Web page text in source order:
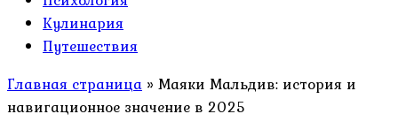
Кулинария
Путешествия
Главная страница » Маяки Мальдив: история и
навигационное значение в 2025